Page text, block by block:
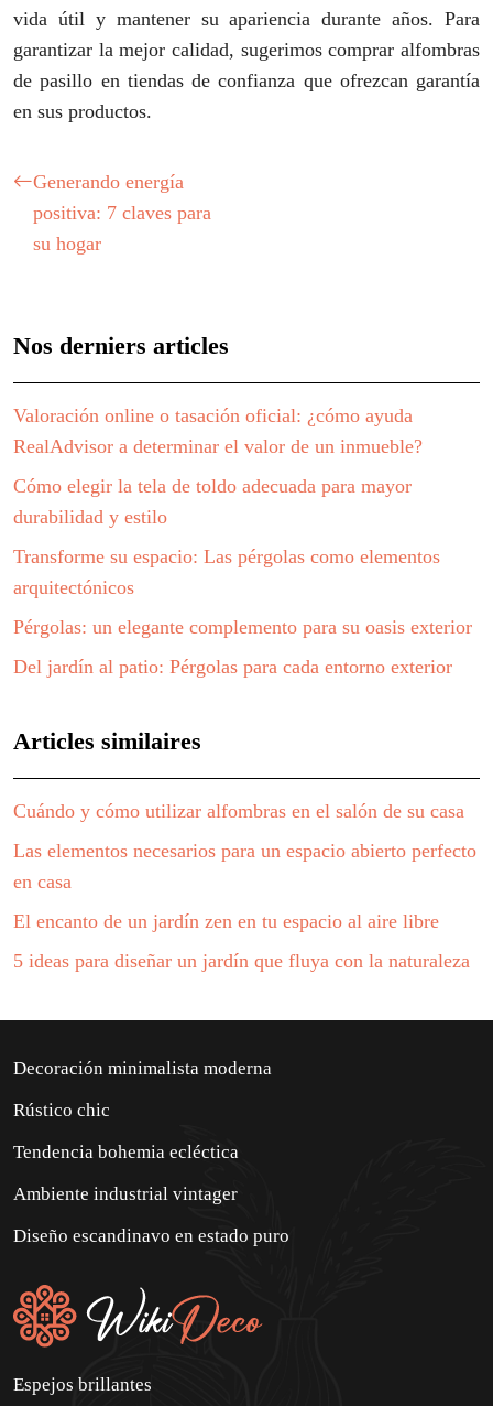
vida útil y mantener su apariencia durante años. Para
garantizar la mejor calidad, sugerimos comprar alfombras
de pasillo en tiendas de confianza que ofrezcan garantía
en sus productos.
Generando energía
positiva: 7 claves para
su hogar
Nos derniers articles
Valoración online o tasación oficial: ¿cómo ayuda
RealAdvisor a determinar el valor de un inmueble?
Cómo elegir la tela de toldo adecuada para mayor
durabilidad y estilo
Transforme su espacio: Las pérgolas como elementos
arquitectónicos
Pérgolas: un elegante complemento para su oasis exterior
Del jardín al patio: Pérgolas para cada entorno exterior
Articles similaires
Cuándo y cómo utilizar alfombras en el salón de su casa
Las elementos necesarios para un espacio abierto perfecto
en casa
El encanto de un jardín zen en tu espacio al aire libre
5 ideas para diseñar un jardín que fluya con la naturaleza
Decoración minimalista moderna
Rústico chic
Tendencia bohemia ecléctica
Ambiente industrial vintager
Diseño escandinavo en estado puro
Espejos brillantes